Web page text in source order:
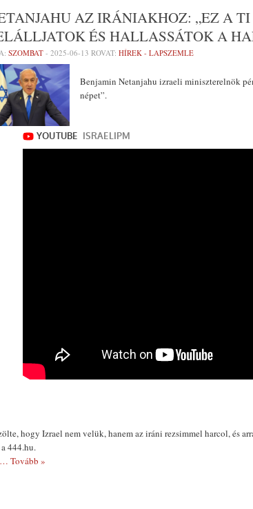
AZ IRÁNIAKHOZ: „EZ A
ÉS HALLASSÁTOK A
SZOMBAT - 2025-06-13 ROVAT: HÍREK - LAPSZEMLE
Benjamin Netanjahu izraeli miniszterelnök
népet”.
hogy Izrael nem velük, hanem az iráni rezsimmel harcol, és
444.hu.
… Tovább »